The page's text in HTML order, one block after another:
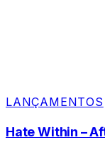
LANÇAMENTOS
Hate Within –